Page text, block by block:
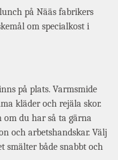
på Nääs fabrikers
om specialkost i
på plats. Varmsmide
kläder och rejäla skor.
du har så ta gärna
och arbetshandskar. Välj
smälter både snabbt och